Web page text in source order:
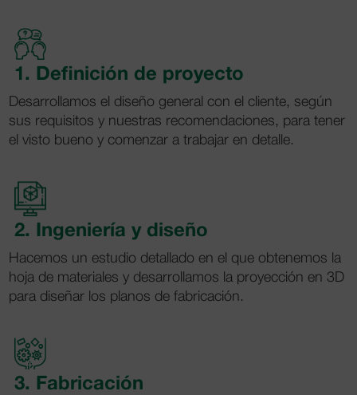
1. Definición de proyecto
Desarrollamos el diseño general con el cliente, según
sus requisitos y nuestras recomendaciones, para tener
el visto bueno y comenzar a trabajar en detalle.
2. Ingeniería y diseño
Hacemos un estudio detallado en el que obtenemos la
hoja de materiales y desarrollamos la proyección en 3D
para diseñar los planos de fabricación.
3. Fabricación